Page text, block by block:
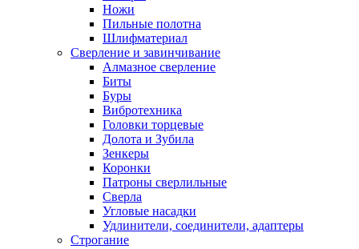
Ножи
Пильные полотна
Шлифматериал
Сверление и завинчивание
Алмазное сверление
Биты
Буры
Вибротехника
Головки торцевые
Долота и Зубила
Зенкеры
Коронки
Патроны сверлильные
Сверла
Угловые насадки
Удлинители, соединители, адаптеры
Строгание